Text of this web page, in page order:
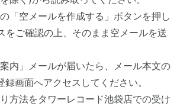
「空メールを作成する」ボタンを押し
をご確認の上、そのまま空メールを送
内」メールが届いたら、メール本文の
録画面へアクセスしてください。
方法をタワーレコード池袋店での受け